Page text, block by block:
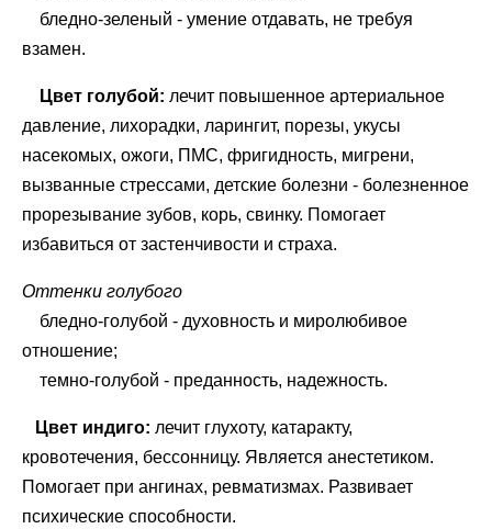
бледно-зеленый - умение отдавать, не требуя
взамен.
Цвет голубой: лечит повышенное артериальное
давление, лихорадки, ларингит, порезы, укусы
насекомых, ожоги, ПМС, фригидность, мигрени,
вызванные стрессами, детские болезни - болезненное
прорезывание зубов, корь, свинку. Помогает
избавиться от застенчивости и страха.
Оттенки голубого
бледно-голубой - духовность и миролюбивое
отношение;
темно-голубой - преданность, надежность.
Цвет индиго: лечит глухоту, катаракту,
кровотечения, бессонницу. Является анестетиком.
Помогает при ангинах, ревматизмах. Развивает
психические способности.